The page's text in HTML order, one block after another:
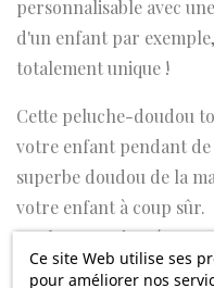
Ce site Web utilise ses
pour améliorer nos
personnalisable avec
d'un enfant par
totalement unique !
Cette peluche-doudou
votre enfant pendant de
superbe doudou de la
votre enfant à coup sûr.
totalement adapté aux